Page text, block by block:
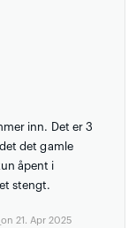
inn. Det er 3
det gamle
åpent i
stengt.
21. Apr 2025